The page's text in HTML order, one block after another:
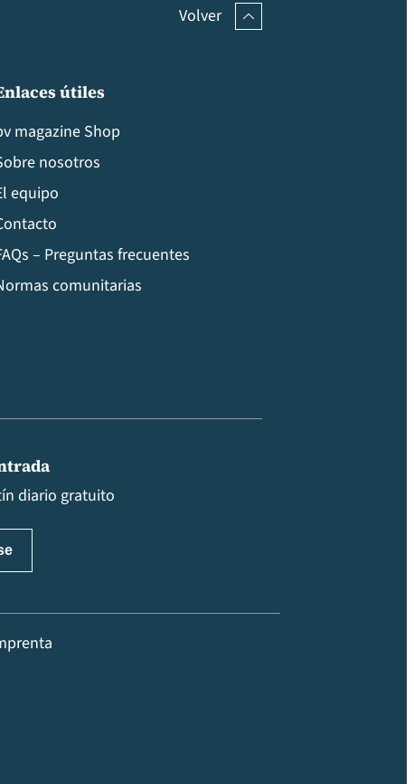
Volver
útiles
magazine Shop
nosotros
equipo
– Preguntas frecuentes
comunitarias
diario gratuito